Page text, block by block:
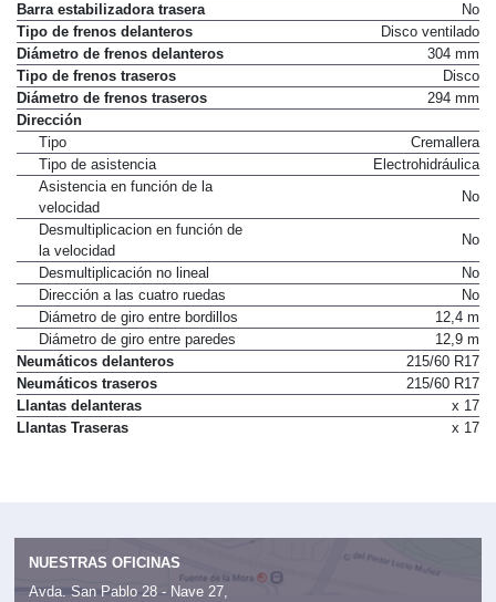
Barra estabilizadora trasera
No
Tipo de frenos delanteros
Disco ventilado
Diámetro de frenos delanteros
304 mm
Tipo de frenos traseros
Disco
Diámetro de frenos traseros
294 mm
Dirección
Tipo
Cremallera
Tipo de asistencia
Electrohidráulica
Asistencia en función de la
velocidad
No
Desmultiplicacion en función de
la velocidad
No
Desmultiplicación no lineal
No
Dirección a las cuatro ruedas
No
Diámetro de giro entre bordillos
12,4 m
Diámetro de giro entre paredes
12,9 m
Neumáticos delanteros
215/60 R17
Neumáticos traseros
215/60 R17
Llantas delanteras
x 17
Llantas Traseras
x 17
NUESTRAS OFICINAS
Avda. San Pablo 28 - Nave 27,